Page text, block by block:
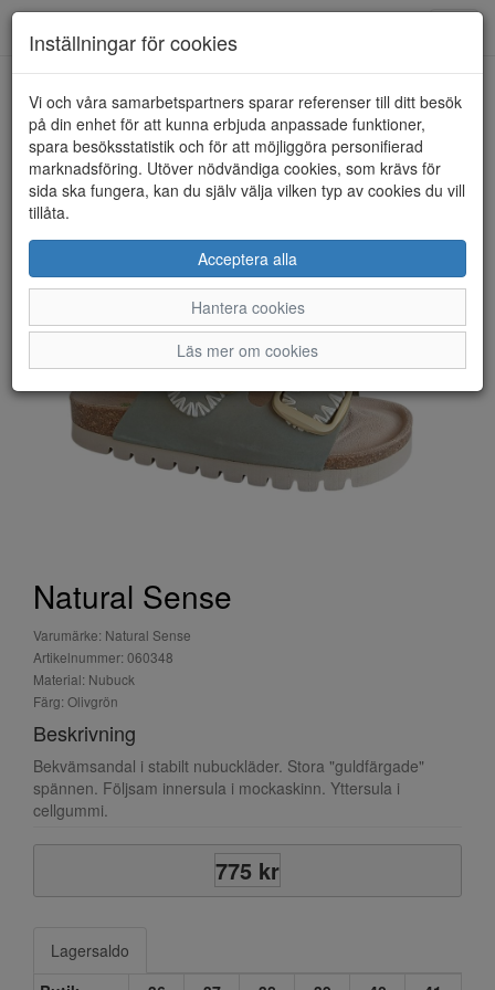
HEM NATURAL SENSE
Natural Sense
Varumärke: Natural Sense
Artikelnummer: 060348
Material: Nubuck
Färg: Olivgrön
Beskrivning
Bekvämsandal i stabilt nubuckläder. Stora "guldfärgade"
spännen. Följsam innersula i mockaskinn. Yttersula i
cellgummi.
775 kr
Lagersaldo
Inställningar för cookies
Vi och våra samarbetspartners sparar referenser till ditt besök
på din enhet för att kunna erbjuda anpassade funktioner,
spara besöksstatistik och för att möjliggöra personifierad
marknadsföring. Utöver nödvändiga cookies, som krävs för
sida ska fungera, kan du själv välja vilken typ av cookies du vill
tillåta.
Acceptera alla
Hantera cookies
Läs mer om cookies